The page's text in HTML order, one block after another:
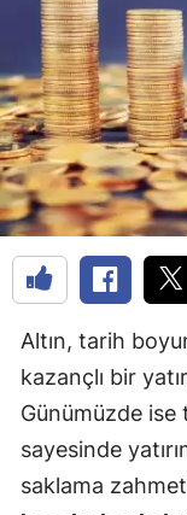
Altın, tarih
kazançlı bir
Günümüzde
sayesinde
saklama